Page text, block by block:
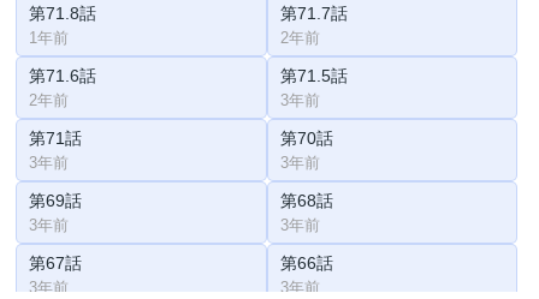
第71.8話
1年前
第71.7話
2年前
第71.6話
2年前
第71.5話
3年前
第71話
3年前
第70話
3年前
第69話
3年前
第68話
3年前
第67話
3年前
第66話
3年前